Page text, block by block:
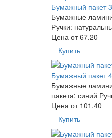
Бумажный пакет
Бумажные
Ручки:
Цена от67.20
Купить
Бумажный пакет
Бумажные
пакета: синий
Цена от 101.40
Купить